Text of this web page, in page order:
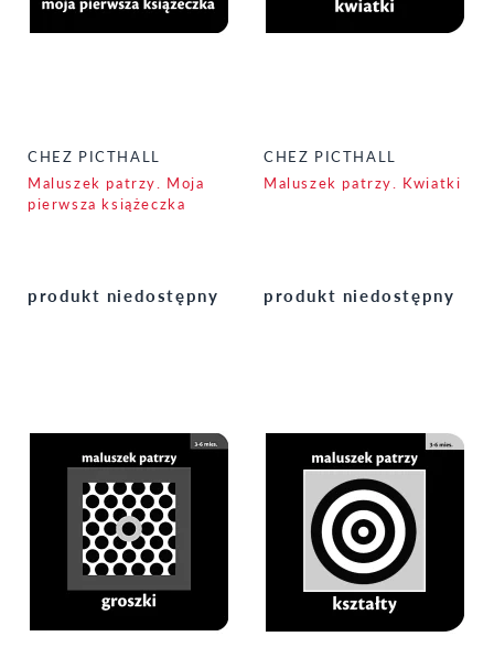
CHEZ PICTHALL
Maluszek patrzy. Moja
pierwsza książeczka
produkt niedostępny
CHEZ PICTHALL
Maluszek patrzy. Kwiatki
produkt niedostępny